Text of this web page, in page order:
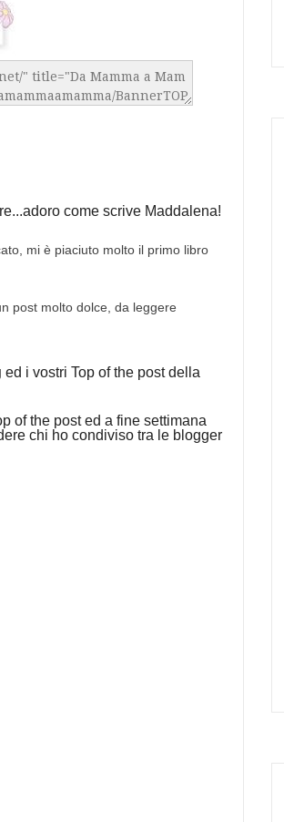
come scrive Maddalena!
mi è piaciuto molto il primo libro
post molto dolce, da leggere
ed i vostri Top of the post della
of the post ed a fine settimana
chi ho condiviso tra le blogger